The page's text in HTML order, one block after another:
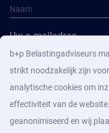
Uw e-mailadres
b+p Belastingadviseurs
strikt noodzakelijk zijn
analytische cookies om
effectiviteit van de
geanonimiseerd en wij